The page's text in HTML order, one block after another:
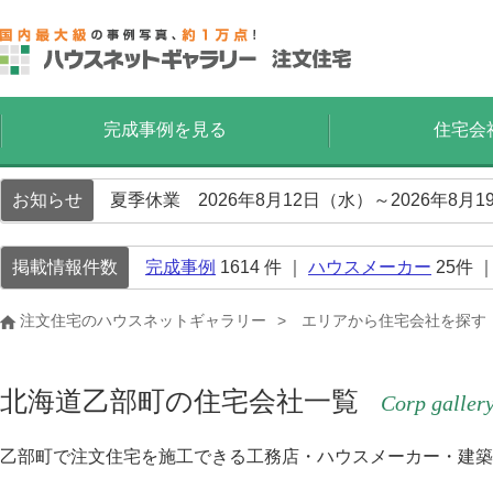
完成事例を見る 住宅会
お知らせ 夏季休業 2026年8月12日（水）～2026年8月
掲載情報件数 完成事例 1614 件 ｜ ハウスメーカー 25件
注文住宅のハウスネットギャラリー エリアから住宅会社を探す
北海道乙部町の住宅会社一覧 Corp
乙部町で注文住宅を施工できる工務店・ハウスメーカー・建